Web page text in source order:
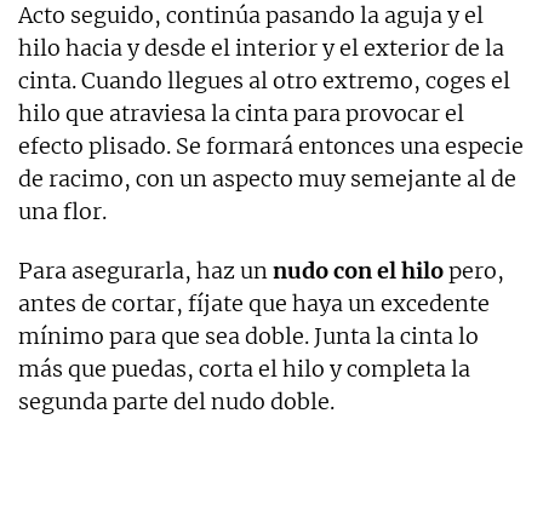
Acto seguido, continúa pasando la aguja y el
hilo hacia y desde el interior y el exterior de la
cinta. Cuando llegues al otro extremo, coges el
hilo que atraviesa la cinta para provocar el
efecto plisado. Se formará entonces una especie
de racimo, con un aspecto muy semejante al de
una flor.
Para asegurarla, haz unnudo con el hilopero,
antes de cortar, fíjate que haya un excedente
mínimo para que sea doble. Junta la cinta lo
más que puedas, corta el hilo y completa la
segunda parte del nudo doble.